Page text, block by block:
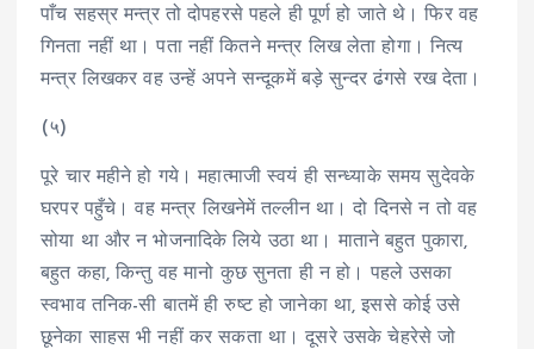
पाँच सहस्र मन्त्र तो दोपहरसे पहले ही पूर्ण हो जाते थे। फिर वह
गिनता नहीं था। पता नहीं कितने मन्त्र लिख लेता होगा। नित्य
मन्त्र लिखकर वह उन्हें अपने सन्दूकमें बड़े सुन्दर ढंगसे रख देता।
(५)
पूरे चार महीने हो गये। महात्माजी स्वयं ही सन्ध्याके समय सुदेवके
घरपर पहुँचे। वह मन्त्र लिखनेमें तल्लीन था। दो दिनसे न तो वह
सोया था और न भोजनादिके लिये उठा था। माताने बहुत पुकारा,
बहुत कहा, किन्तु वह मानो कुछ सुनता ही न हो। पहले उसका
स्वभाव तनिक-सी बातमें ही रुष्ट हो जानेका था, इससे कोई उसे
छूनेका साहस भी नहीं कर सकता था। दूसरे उसके चेहरेसे जो